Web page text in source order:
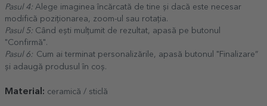
Pasul 4: Alege imaginea încărcată de tine și dacă este necesar
modifică poziționarea, zoom-ul sau rotația.
Pasul 5: Când ești mulțumit de rezultat, apasă pe butonul
"Confirmă".
Pasul 6: Cum ai terminat personalizările, apasă butonul "Finalizare”
și adaugă produsul în coș.
Material: ceramică / sticlă